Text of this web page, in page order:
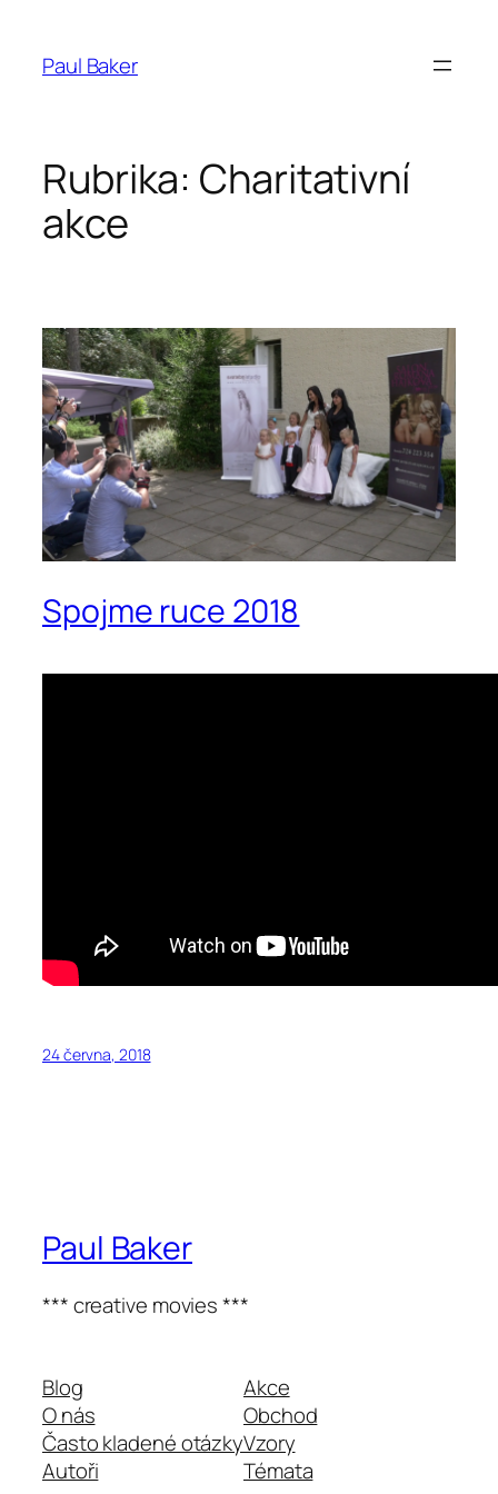
obsahPaul Baker
Rubrika: Charitativní
akce
Spojme ruce 2018
24 června, 2018
Paul Baker
*** creative movies ***
Blog
O nás
Často kladené otázky
Autoři
Akce
Obchod
Vzory
Témata